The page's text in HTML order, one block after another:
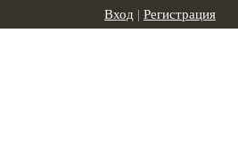
Вход | Регистрация